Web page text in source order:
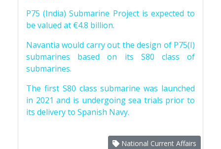
P75 (India) Submarine Project is expected to
be valued at €4.8 billion.
Navantia would carry out the design of P75(I)
submarines based on its S80 class of
submarines.
The first S80 class submarine was launched
in 2021 and is undergoing sea trials prior to
its delivery to Spanish Navy.
National Current Affairs